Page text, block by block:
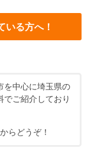
いる方へ！
を中心に埼玉県の
でご紹介しており
らどうぞ！